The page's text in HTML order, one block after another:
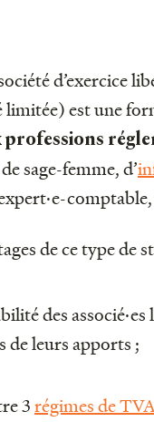
d’exercice
limitée) est une
professions
sage-femme, d’
de ce type de
des
de leurs apports ;
3régimes de